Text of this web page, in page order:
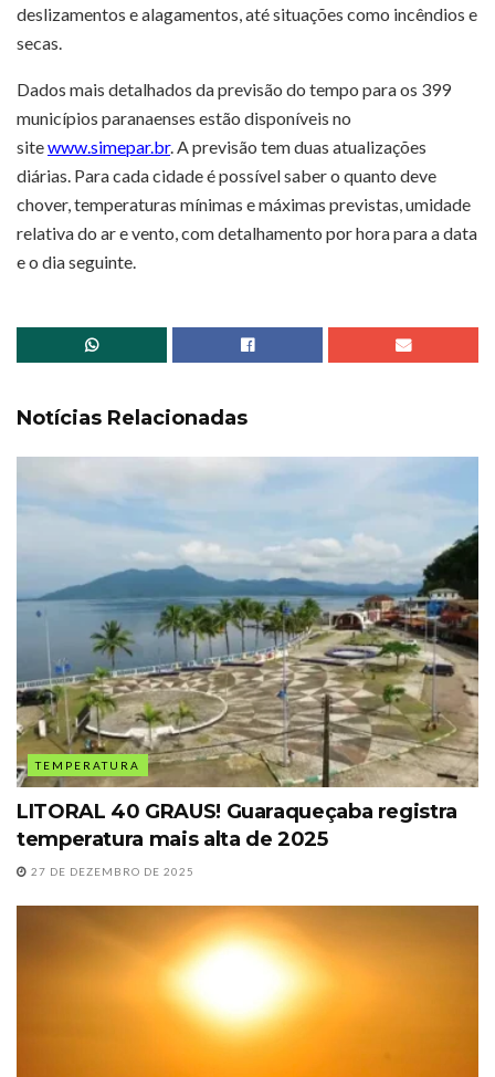
deslizamentos e alagamentos, até situações como incêndios e
secas.
Dados mais detalhados da previsão do tempo para os 399
municípios paranaenses estão disponíveis no
sitewww.simepar.br. A previsão tem duas atualizações
diárias. Para cada cidade é possível saber o quanto deve
chover, temperaturas mínimas e máximas previstas, umidade
relativa do ar e vento, com detalhamento por hora para a data
e o dia seguinte.
Notícias Relacionadas
TEMPERATURA
LITORAL 40 GRAUS! Guaraqueçaba registra
temperatura mais alta de 2025
27 DE DEZEMBRO DE 2025